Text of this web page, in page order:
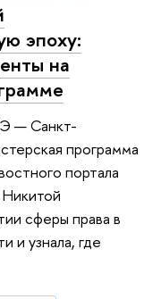
эпоху:
на
— Санкт-
программа
портала
сферы права в
и узнала, где